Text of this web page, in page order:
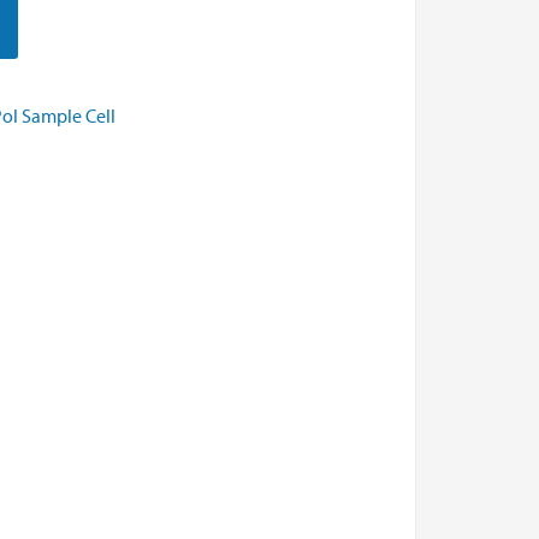
Sample Cell